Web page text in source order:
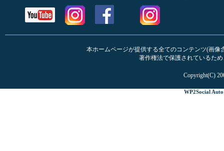
本ホームページが提供する全てのコンテンツ(画
著作権法で保護されているた
Copyright(C)
WP2Social